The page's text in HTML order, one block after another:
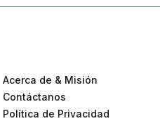
Acerca de & Misión
Contáctanos
Política de Privacidad